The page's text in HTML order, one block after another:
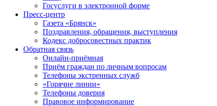
Госуслуги в электронной форме
Пресс-центр
Газета «Брянск»
Поздравления, обращения, выступления
Кодекс добросовестных практик
Обратная связь
Онлайн-приёмная
Приём граждан по личным вопросам
Телефоны экстренных служб
«Горячие линии»
Телефоны доверия
Правовое информирование